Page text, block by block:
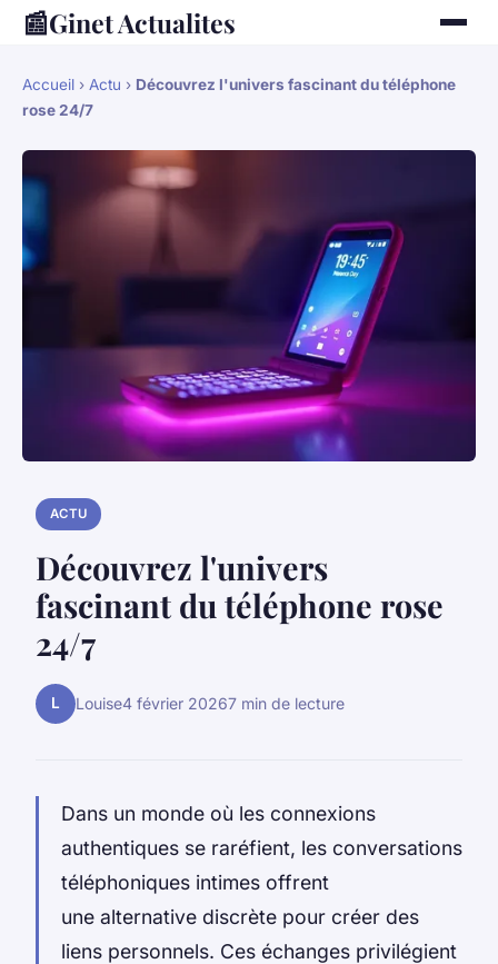
📰Ginet Actualites
Accueil › Actu › Découvrez l'univers fascinant du téléphone
rose 24/7
ACTU
Découvrez l'univers
fascinant du téléphone rose
24/7
L Louise4 février 20267 min de lecture
Dans un monde où les connexions
authentiques se raréfient, les conversations
téléphoniques intimes offrent
une alternative discrète pour créer des
liens personnels. Ces échanges privilégient